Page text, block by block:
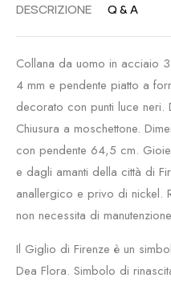
DESCRIZIONE Q & A
Collana da uomo in acciaio
4 mm e pendente piatto a
decorato con punti luce neri.
Chiusura a moschettone.
con pendente 64,5 cm.
e dagli amanti della città di
anallergico e privo di nickel.
non necessita di
Il Giglio di Firenze è un
Dea Flora. Simbolo di